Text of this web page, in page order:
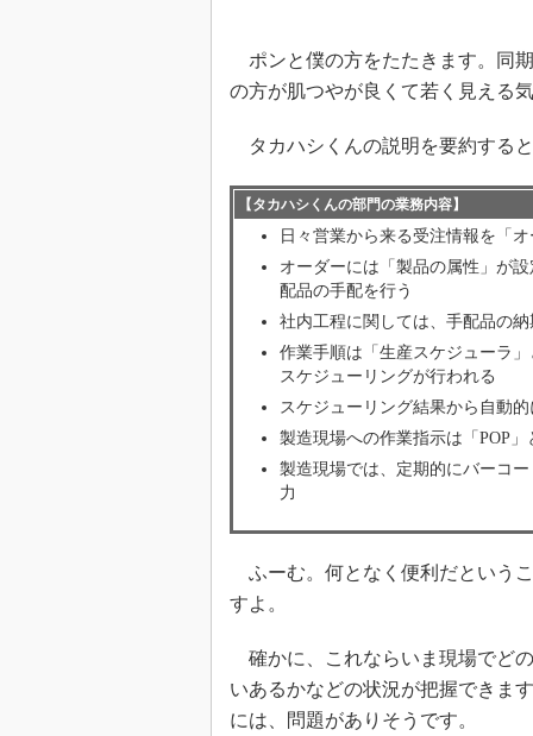
ポンと僕の方をたたきます。同
の方が肌つやが良くて若く見える
タカハシくんの説明を要約する
【タカハシくんの部門の業務内容】
日々営業から来る受注情報を「
オーダーには「製品の属性」が
配品の手配を行う
社内工程に関しては、手配品の
作業手順は「生産スケジューラ
スケジューリングが行われる
スケジューリング結果から自動
製造現場への作業指示は「POP
製造現場では、定期的にバーコ
力
ふーむ。何となく便利だという
すよ。
確かに、これならいま現場でど
いあるかなどの状況が把握できま
には、問題がありそうです。